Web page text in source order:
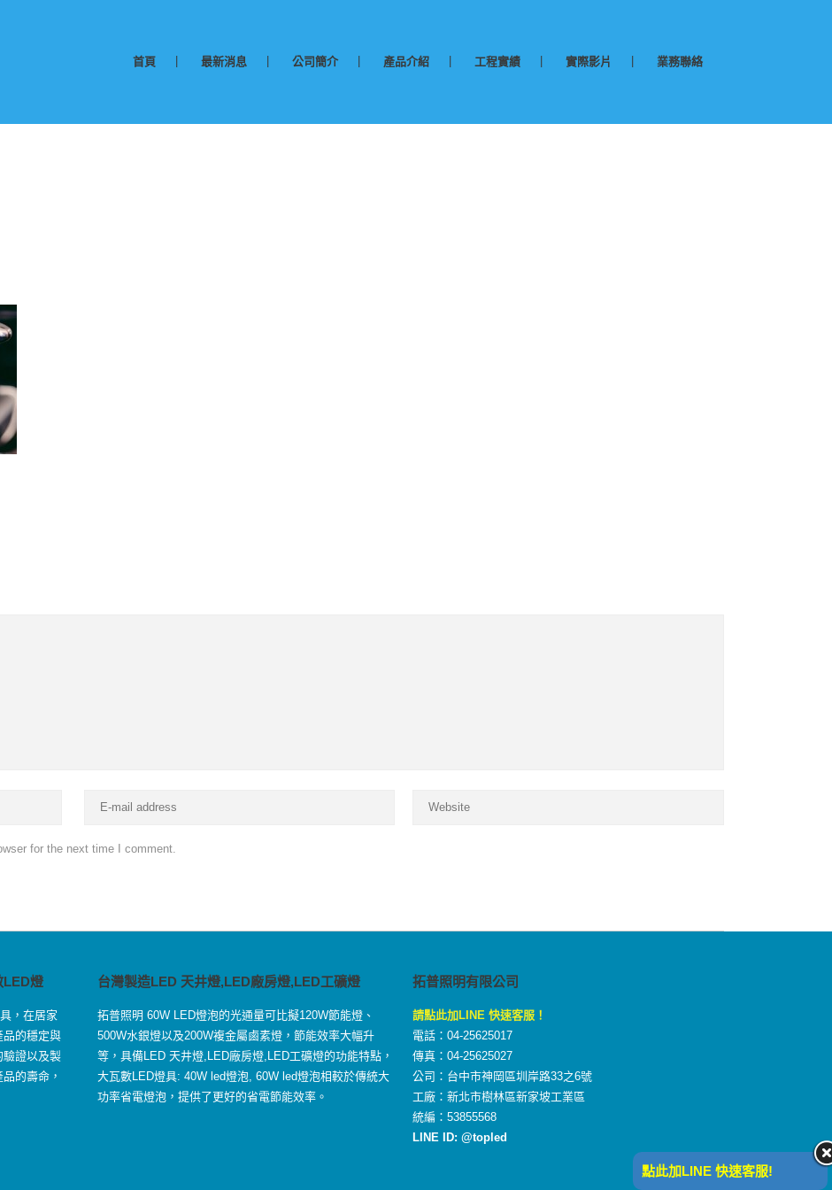
首頁 最新消息 公司簡介 產品介紹 工程實績 實際影片 業務聯絡
for the next time I comment.
LED燈
，在居家
品的穩定與
驗證以及製
的壽命，
台灣製造LED 天井燈,LED廠房燈,LED工礦燈
拓普照明 60W LED燈泡的光通量可比擬120W節能燈、
500W水銀燈以及200W複金屬鹵素燈，節能效率大幅升
等，具備LED 天井燈,LED廠房燈,LED工礦燈的功能特點，
大瓦數LED燈具: 40W led燈泡, 60W led燈泡相較於傳統大
功率省電燈泡，提供了更好的省電節能效率。
拓普照明有限公司
請點此加LINE 快速客服！
電話：04-25625017
傳真：04-25625027
公司：台中市神岡區圳岸路33之6號
工廠：新北市樹林區新家坡工業區
統編：53855568
LINE ID: @topled
點此加LINE 快速客服!